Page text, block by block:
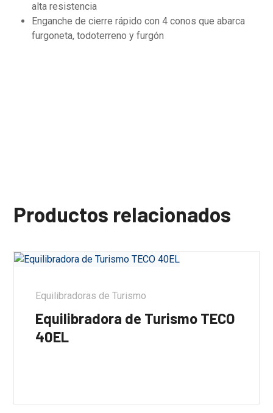
alta resistencia
Enganche de cierre rápido con 4 conos que abarca
furgoneta, todoterreno y furgón
Productos relacionados
Equilibradoras de Turismo
Equilibradora de Turismo TECO
40EL